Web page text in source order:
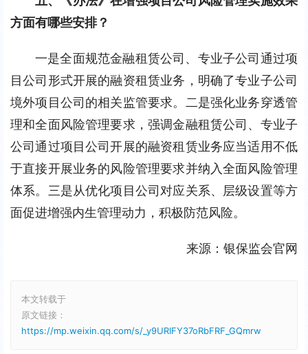
方面有哪些安排？
一是全面规范金融租赁公司、专业子公司通过项
目公司形式开展的融资租赁业务，明确了专业子公司
境外项目公司的相关监管要求。二是强化业务穿透管
理和全面风险管理要求，强调金融租赁公司、专业子
公司通过项目公司开展的融资租赁业务应当适用不低
于直接开展业务的风险管理要求并纳入全面风险管理
体系。三是从优化项目公司对应关系、层级设置等方
面促进增强内生管理动力，积极防范风险。
来源：银保监会官网
本文转载于
原文链接：
https://mp.weixin.qq.com/s/_y9URIFY37oRbFRF_GQmrw